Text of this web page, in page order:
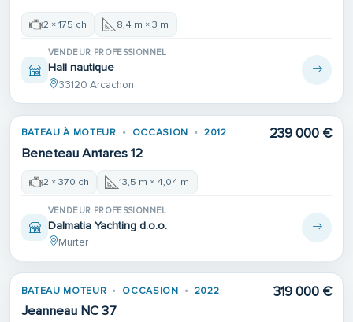
2 × 175 ch 8,4 m × 3 m
VENDEUR PROFESSIONNEL
Hall nautique
33120 Arcachon
BATEAU À MOTEUR OCCASION 2012
Beneteau Antares 12
239 000 €
2 × 370 ch 13,5 m × 4,04 m
VENDEUR PROFESSIONNEL
Dalmatia Yachting d.o.o.
Murter
BATEAU MOTEUR OCCASION 2022
Jeanneau NC 37
319 000 €